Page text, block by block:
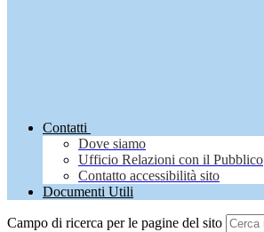
Contatti
Dove siamo
Ufficio Relazioni con il Pubblico
Contatto accessibilità sito
Documenti Utili
Campo di ricerca per le pagine del sito